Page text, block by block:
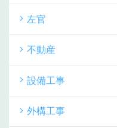
左官
不動産
設備工事
外構工事